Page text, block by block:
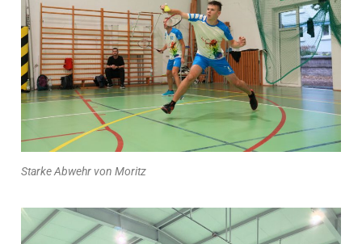
Starke Abwehr von Moritz